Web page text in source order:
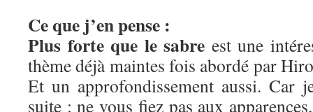
Ce que j’en pense :
Plus forte que le sabre est une
thème déjà maintes fois abordé par
Et un approfondissement aussi. Car
suite : ne vous fiez pas aux